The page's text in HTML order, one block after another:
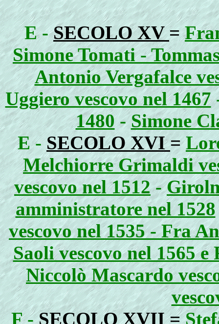
E -SECOLO XV=
Simone Tomati -
Antonio Vergafalce
Uggiero vescovo nel 1467
1480-Simone
E -SECOLO XVI=
Melchiorre Grimaldi
vescovo nel 1512-
amministratore nel 1528
vescovo nel 1535 - Fra
Saoli vescovo nel 1565
Niccolò Mascardo
F -SECOLO XVII=